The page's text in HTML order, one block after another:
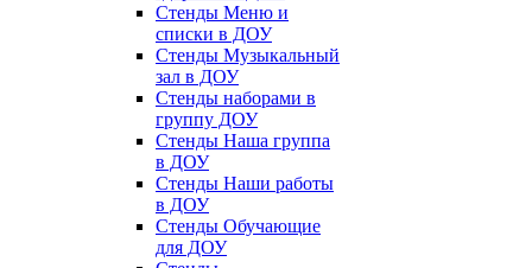
Стенды Меню и
списки в ДОУ
Стенды Музыкальный
зал в ДОУ
Стенды наборами в
группу ДОУ
Стенды Наша группа
в ДОУ
Стенды Наши работы
в ДОУ
Стенды Обучающие
для ДОУ